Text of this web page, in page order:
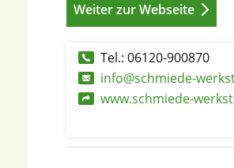
Weiter zur Webseite
Tel.: 06120-900870
info@schmiede-
www.schmiede-